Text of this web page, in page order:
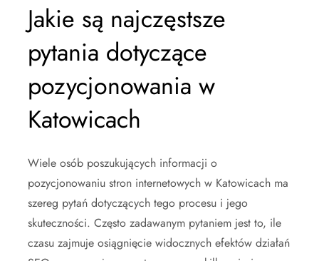
Jakie są najczęstsze
pytania dotyczące
pozycjonowania w
Katowicach
Wiele osób poszukujących informacji o
pozycjonowaniu stron internetowych w Katowicach ma
szereg pytań dotyczących tego procesu i jego
skuteczności. Często zadawanym pytaniem jest to, ile
czasu zajmuje osiągnięcie widocznych efektów działań